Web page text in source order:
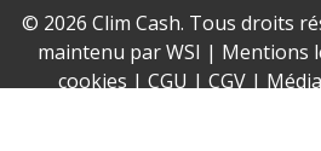
© 2026 Clim Cash. Tous droits
maintenu parWSI | Mentions
cookies | CGU | CGV |